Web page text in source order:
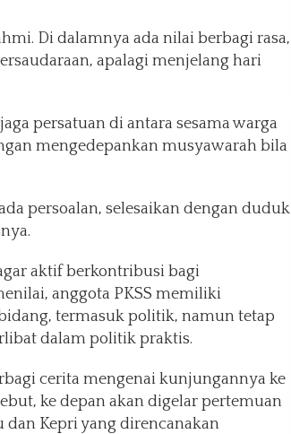
Di dalamnya ada nilai berbagi rasa,
apalagi menjelang hari
persatuan di antara sesama warga
mengedepankan musyawarah bila
persoalan, selesaikan dengan duduk
aktif berkontribusi bagi
anggota PKSS memiliki
termasuk politik, namun tetap
dalam politik praktis.
cerita mengenai kunjungannya ke
ke depan akan digelar pertemuan
dan Kepri yang direncanakan